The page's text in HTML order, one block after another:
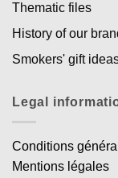
Thematic files
History of our
Smokers' gift
Legal
Conditions
Mentions légales